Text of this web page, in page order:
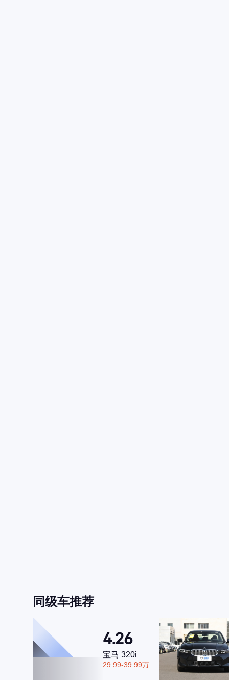
同级车推荐
4.26
宝马 320i
29.99-39.99万